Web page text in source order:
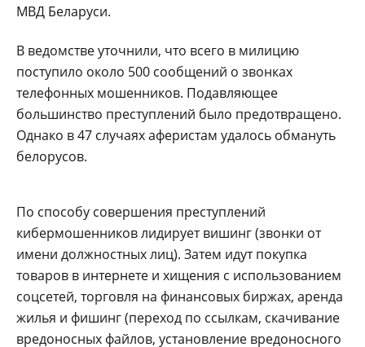
МВД Беларуси.
В ведомстве уточнили, что всего в милицию
поступило около 500 сообщений о звонках
телефонных мошенников. Подавляющее
большинство преступлений было предотвращено.
Однако в 47 случаях аферистам удалось обмануть
белорусов.
По способу совершения преступлений
кибермошенников лидирует вишинг (звонки от
имени должностных лиц). Затем идут покупка
товаров в интернете и хищения с использованием
соцсетей, торговля на финансовых биржах, аренда
жилья и фишинг (переход по ссылкам, скачивание
вредоносных файлов, установление вредоносного